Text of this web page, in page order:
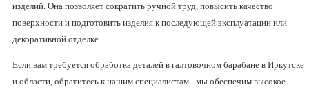
изделий. Она позволяет сократить ручной труд, повысить качество
поверхности и подготовить изделия к последующей эксплуатации или
декоративной отделке.
Если вам требуется обработка деталей в галтовочном барабане в Иркутске
и области, обратитесь к нашим специалистам - мы обеспечим высокое